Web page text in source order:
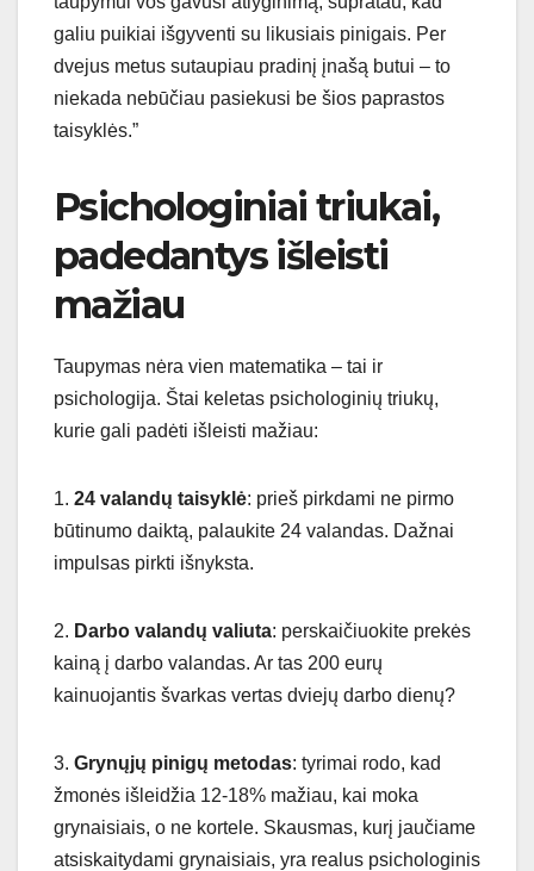
galiu puikiai išgyventi su likusiais pinigais. Per
dvejus metus sutaupiau pradinį įnašą butui – to
niekada nebūčiau pasiekusi be šios paprastos
taisyklės.”
Psichologiniai triukai,
padedantys išleisti
mažiau
Taupymas nėra vien matematika – tai ir
psichologija. Štai keletas psichologinių triukų,
kurie gali padėti išleisti mažiau:
1. 24 valandų taisyklė: prieš pirkdami ne pirmo
būtinumo daiktą, palaukite 24 valandas. Dažnai
impulsas pirkti išnyksta.
2. Darbo valandų valiuta: perskaičiuokite prekės
kainą į darbo valandas. Ar tas 200 eurų
kainuojantis švarkas vertas dviejų darbo dienų?
3. Grynųjų pinigų metodas: tyrimai rodo, kad
žmonės išleidžia 12-18% mažiau, kai moka
grynaisiais, o ne kortele. Skausmas, kurį jaučiame
atsiskaitydami grynaisiais, yra realus psichologinis